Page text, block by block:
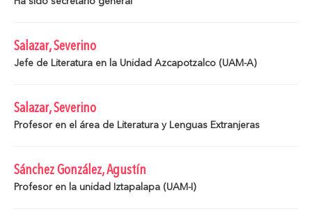
Salazar, Severino
Jefe de Literatura en la Unidad Azcapotzalco (UAM-A)
Salazar, Severino
Profesor en el área de Literatura y Lenguas Extranjeras
Sánchez González, Agustín
Profesor en la unidad Iztapalapa (UAM-I)